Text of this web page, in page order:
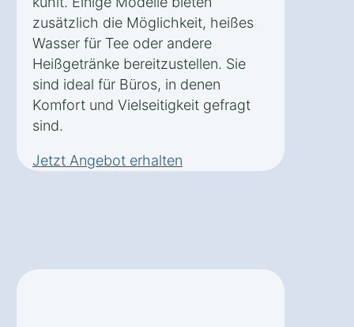
zusätzlich die Möglichkeit, heißes
Wasser für Tee oder andere
Heißgetränke bereitzustellen. Sie
sind ideal für Büros, in denen
Komfort und Vielseitigkeit gefragt
sind.
Jetzt Angebot erhalten